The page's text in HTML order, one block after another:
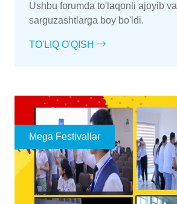
Ushbu forumda to'laqonli ajoyib va
sarguzashtlarga boy bo'ldi.
TO'LIQ O'QISH
Mega Festivallar